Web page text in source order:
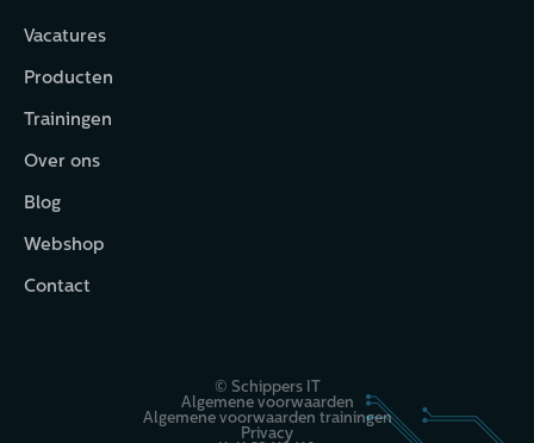
Vacatures
Producten
Trainingen
Over ons
Blog
Webshop
Contact
© Schippers IT
Algemene voorwaarden
Algemene voorwaarden trainingen
Privacy